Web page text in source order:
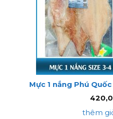
Mực 1 nắng Phú
thêm